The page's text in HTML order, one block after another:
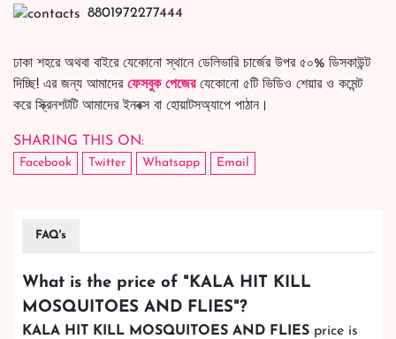
8801972277444
ঢাকা শহরে অথবা বাইরে যেকোনো স্থানে ডেলিভারি চার্জের উপর ৫০% ডিসকাউন্ট
দিচ্ছি! এর জন্য আমাদের ফেসবুক পেজেরযেকোনো ৫টি ভিডিও শেয়ার ও কমেন্ট
করে স্ক্রিনশটটি আমাদের ইনবক্স বা হোয়াটসঅ্যাপে পাঠান।
SHARING THIS ON:
Facebook Twitter Whatsapp Email
FAQ's
What is the price of " KALA HIT KILL
MOSQUITOES AND FLIES"?
KALA HIT KILL MOSQUITOES AND FLIES price is